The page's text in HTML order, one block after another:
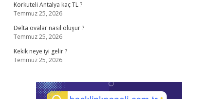
Korkuteli Antalya kaç TL ?
Temmuz 25, 2026
Delta ovalar nasıl oluşur ?
Temmuz 25, 2026
Kekik neye iyi gelir ?
Temmuz 25, 2026